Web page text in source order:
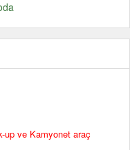
ve Kamyonet araç